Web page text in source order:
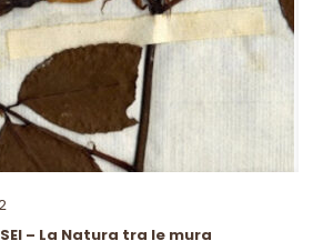
– La Natura tra le mura